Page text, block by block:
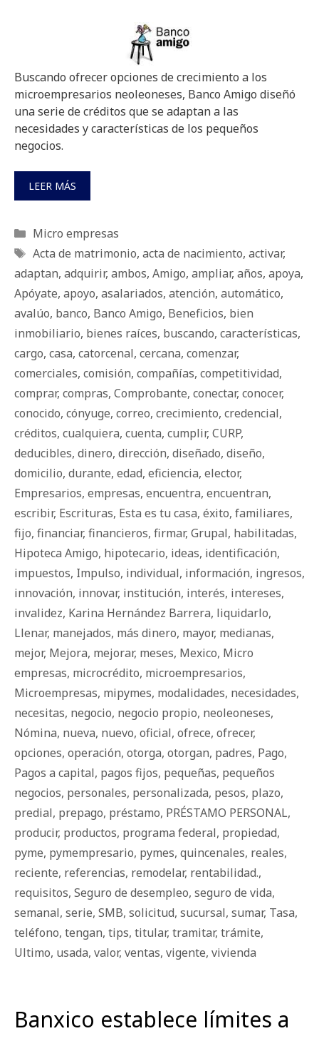
Buscando ofrecer opciones de crecimiento a los
microempresarios neoleoneses, Banco Amigo diseñó
una serie de créditos que se adaptan a las
necesidades y características de los pequeños
negocios.
LEER MÁS
Categorías
Micro empresas
Etiquetas
Acta de matrimonio, acta de nacimiento, activar,
adaptan, adquirir, ambos, Amigo, ampliar, años, apoya,
Apóyate, apoyo, asalariados, atención, automático,
avalúo, banco, Banco Amigo, Beneficios, bien
inmobiliario, bienes raíces, buscando, características,
cargo, casa, catorcenal, cercana, comenzar,
comerciales, comisión, compañías, competitividad,
comprar, compras, Comprobante, conectar, conocer,
conocido, cónyuge, correo, crecimiento, credencial,
créditos, cualquiera, cuenta, cumplir, CURP,
deducibles, dinero, dirección, diseñado, diseño,
domicilio, durante, edad, eficiencia, elector,
Empresarios, empresas, encuentra, encuentran,
escribir, Escrituras, Esta es tu casa, éxito, familiares,
fijo, financiar, financieros, firmar, Grupal, habilitadas,
Hipoteca Amigo, hipotecario, ideas, identificación,
impuestos, Impulso, individual, información, ingresos,
innovación, innovar, institución, interés, intereses,
invalidez, Karina Hernández Barrera, liquidarlo,
Llenar, manejados, más dinero, mayor, medianas,
mejor, Mejora, mejorar, meses, Mexico, Micro
empresas, microcrédito, microempresarios,
Microempresas, mipymes, modalidades, necesidades,
necesitas, negocio, negocio propio, neoleoneses,
Nómina, nueva, nuevo, oficial, ofrece, ofrecer,
opciones, operación, otorga, otorgan, padres, Pago,
Pagos a capital, pagos fijos, pequeñas, pequeños
negocios, personales, personalizada, pesos, plazo,
predial, prepago, préstamo, PRÉSTAMO PERSONAL,
producir, productos, programa federal, propiedad,
pyme, pymempresario, pymes, quincenales, reales,
reciente, referencias, remodelar, rentabilidad.,
requisitos, Seguro de desempleo, seguro de vida,
semanal, serie, SMB, solicitud, sucursal, sumar, Tasa,
teléfono, tengan, tips, titular, tramitar, trámite,
Ultimo, usada, valor, ventas, vigente, vivienda
Banxico establece límites a